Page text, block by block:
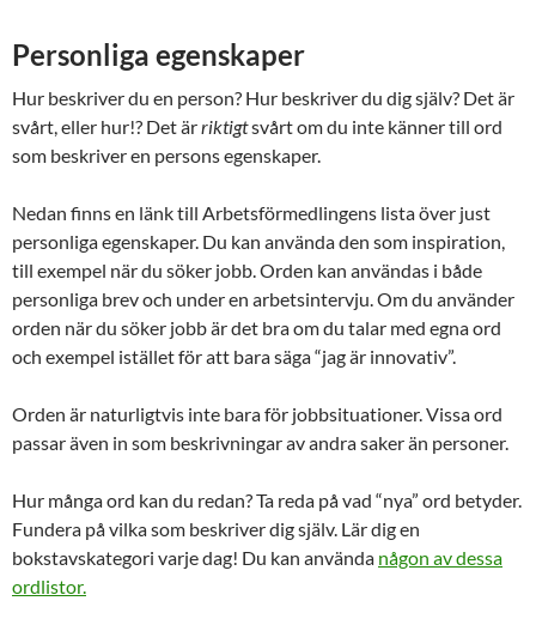
Personliga egenskaper
Hur beskriver du en person? Hur beskriver du dig själv? Det är
svårt, eller hur!? Det ärriktigtsvårt om du inte känner till ord
som beskriver en persons egenskaper.
Nedan finns en länk till Arbetsförmedlingens lista över just
personliga egenskaper. Du kan använda den som inspiration,
till exempel när du söker jobb. Orden kan användas i både
personliga brev och under en arbetsintervju. Om du använder
orden när du söker jobb är det bra om du talar med egna ord
och exempel istället för att bara säga “jag är innovativ”.
Orden är naturligtvis inte bara för jobbsituationer. Vissa ord
passar även in som beskrivningar av andra saker än personer.
Hur många ord kan du redan? Ta reda på vad “nya” ord betyder.
Fundera på vilka som beskriver dig själv. Lär dig en
bokstavskategori varje dag! Du kan använda någon av dessa
ordlistor.